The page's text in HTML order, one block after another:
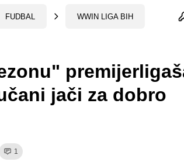
FUDBAL WWIN LIGA BIH
jači za dobro
1